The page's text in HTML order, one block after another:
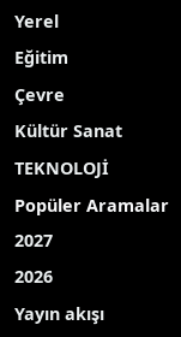
Yerel
Eğitim
Çevre
Kültür Sanat
TEKNOLOJİ
Popüler Aramalar
2027
2026
Yayın akışı